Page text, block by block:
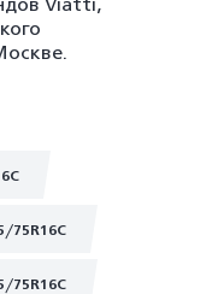
Viatti,